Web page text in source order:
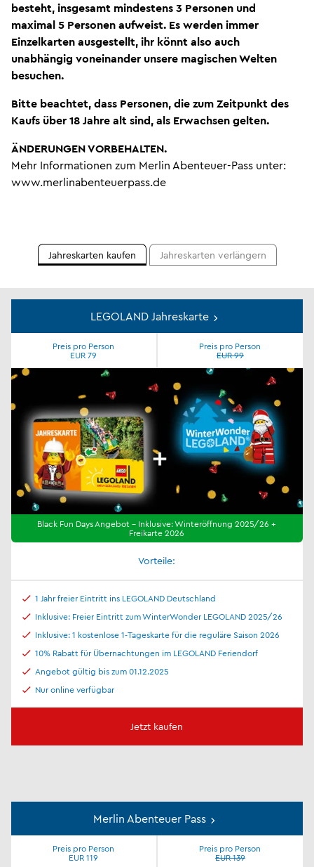
besteht, insgesamt mindestens 3 Personen und
maximal 5 Personen aufweist. Es werden immer
Einzelkarten ausgestellt, ihr könnt also auch
unabhängig voneinander unsere magischen Welten
besuchen.
Bitte beachtet, dass Personen, die zum Zeitpunkt des
Kaufs über 18 Jahre alt sind, als Erwachsen gelten.
ÄNDERUNGEN VORBEHALTEN.
Mehr Informationen zum Merlin Abenteuer-Pass unter:
www.merlinabenteuerpass.de
Jahreskarten kaufen Jahreskarten verlängern
LEGOLAND Jahreskarte
Preis pro Person
EUR 79
Preis pro Person
EUR 99
Black Fun Days Angebot - Inklusive: Winteröffnung 2025/26 +
Freikarte 2026
Vorteile:
1 Jahr freier Eintritt ins LEGOLAND Deutschland
Inklusive: Freier Eintritt zum WinterWonder LEGOLAND 2025/26
Inklusive: 1 kostenlose 1-Tageskarte für die reguläre Saison 2026
10% Rabatt für Übernachtungen im LEGOLAND Feriendorf
Angebot gültig bis zum 01.12.2025
Nur online verfügbar
Jetzt kaufen
Merlin Abenteuer Pass
Preis pro Person
EUR 119
Preis pro Person
EUR 139